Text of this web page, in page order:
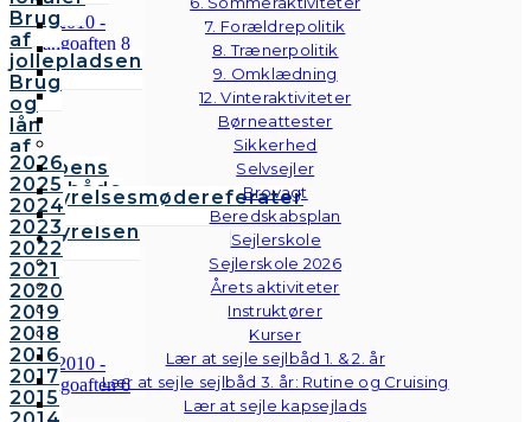
7. Forældrepolitik
8. Trænerpolitik
9. Omklædning
12. Vinteraktiviteter
Børneattester
Sikkerhed
Selvsejler
Brovagt
Beredskabsplan
Sejlerskole
Sejlerskole 2026
Årets aktiviteter
Instruktører
Kurser
Lær at sejle sejlbåd 1. & 2. år
Lær at sejle sejlbåd 3. år: Rutine og Cruising
Lær at sejle kapsejlads
Brug
af
jollepladsen
Brug
og
lån
af
klubbens
følgebåde
Vedtægter
Bestyrelsen
Bestyrelsesmødereferater
2026
2025
2024
2023
2022
2021
2020
2019
2018
2016
2017
2015